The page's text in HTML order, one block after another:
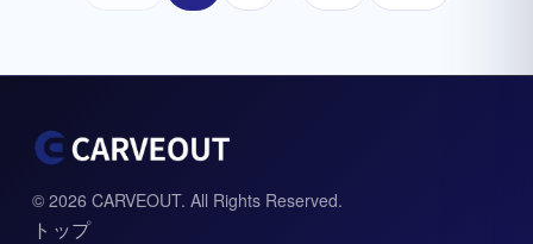
© 2026 CARVEOUT. All Rights Reserved.
トップ